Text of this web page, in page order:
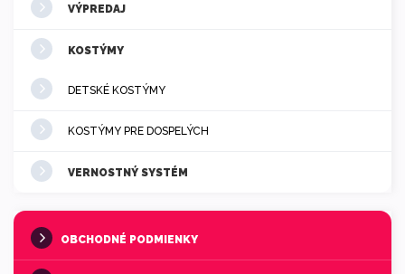
VÝPREDAJ
KOSTÝMY
DETSKÉ KOSTÝMY
KOSTÝMY PRE DOSPELÝCH
VERNOSTNÝ SYSTÉM
OBCHODNÉ PODMIENKY